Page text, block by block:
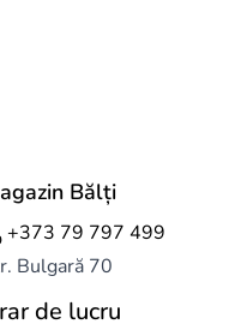
Bălți
+373 79 797 499
Bulgară 70
de lucru